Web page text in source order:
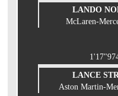
LANDO
McLaren-
LANCE
Aston Martin-